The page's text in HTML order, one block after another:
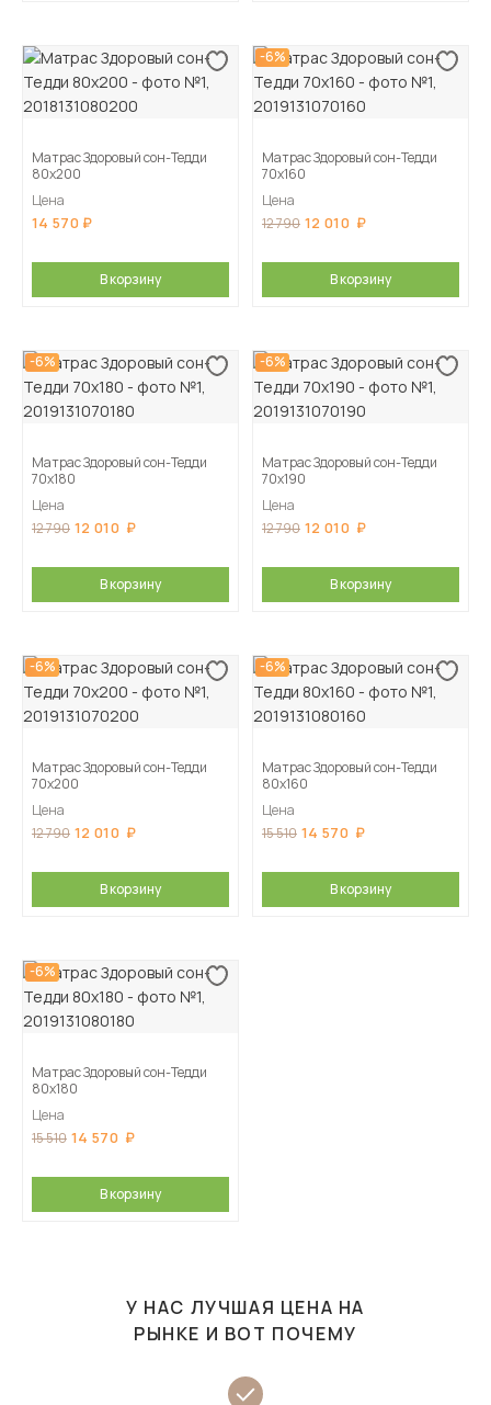
Матрас Здоровый сон-Тедди
80х200
Цена
14 570
В корзину
-6%
Матрас Здоровый сон-Тедди
70х160
Цена
12 790 12 010
В корзину
-6%
Матрас Здоровый сон-Тедди
70х180
Цена
12 790 12 010
В корзину
-6%
Матрас Здоровый сон-Тедди
70х190
Цена
12 790 12 010
В корзину
-6%
Матрас Здоровый сон-Тедди
70х200
Цена
12 790 12 010
В корзину
-6%
Матрас Здоровый сон-Тедди
80х160
Цена
15 510 14 570
В корзину
-6%
Матрас Здоровый сон-Тедди
80х180
Цена
15 510 14 570
В корзину
У НАС ЛУЧШАЯ ЦЕНА НА
РЫНКЕ И ВОТ ПОЧЕМУ